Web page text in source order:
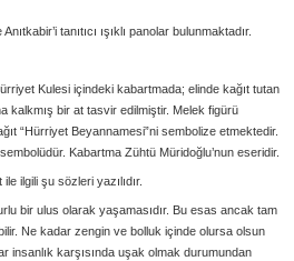
tanıtıcı ışıklı panolar bulunmaktadır.
Kulesi içindeki kabartmada; elinde kağıt tutan
kalkmış bir at tasvir edilmiştir. Melek figürü
“Hürriyet Beyannamesi”ni sembolize etmektedir.
Kabartma Zühtü Müridoğlu’nun eseridir.
ilgili şu sözleri yazılıdır.
bir ulus olarak yaşamasıdır. Bu esas ancak tam
Ne kadar zengin ve bolluk içinde olursa olsun
insanlık karşısında uşak olmak durumundan